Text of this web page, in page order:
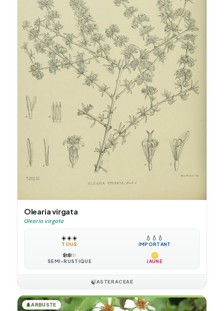
Olearia virgata
Olearia virgata
☀️☀️☀️
TOUS
💧 💧 💧
IMPORTANT
❄️❄️❄️
SEMI-RUSTIQUE JAUNE
🍃ASTERACEAE
🌲ARBUSTE